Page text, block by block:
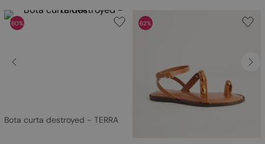
60%
Bota curta destroyed - TERRA
62%